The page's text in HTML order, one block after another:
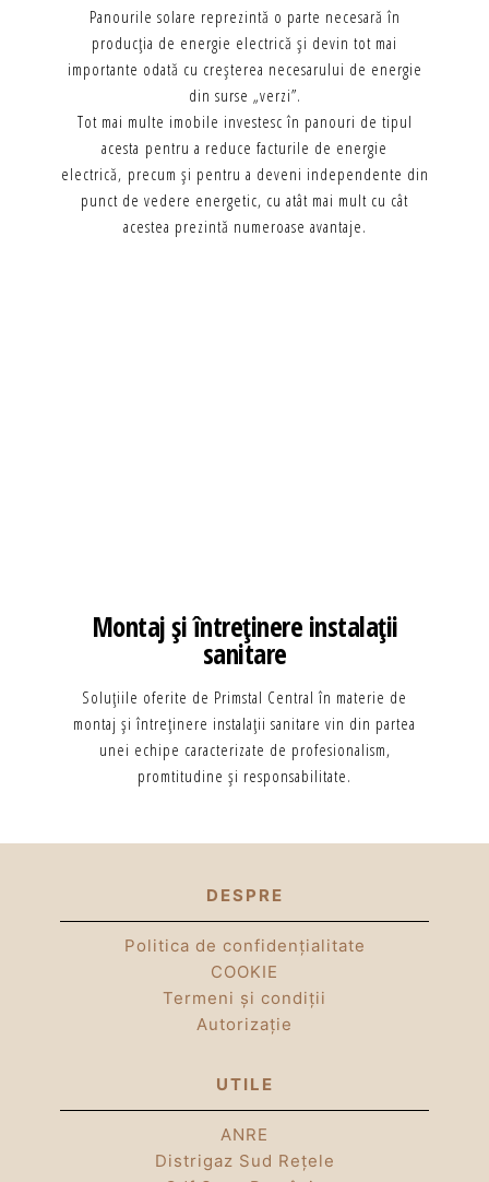
Panourile solare reprezintă o parte necesară în
producţia de energie electrică şi devin tot mai
importante odată cu creşterea necesarului de energie
din surse „verzi”.
Tot mai multe imobile investesc în panouri de tipul
acesta pentru a reduce facturile de energie
electrică, precum şi pentru a deveni independente din
punct de vedere energetic, cu atât mai mult cu cât
acestea prezintă numeroase avantaje.
Montaj și întreținere instalații
sanitare
Soluţiile oferite de Primstal Central în materie de
montaj şi întreţinere instalaţii sanitare vin din partea
unei echipe caracterizate de profesionalism,
promtitudine şi responsabilitate.
DESPRE
Politica de confidențialitate
COOKIE
Termeni și condiții
Autorizație
UTILE
ANRE
Distrigaz Sud Rețele